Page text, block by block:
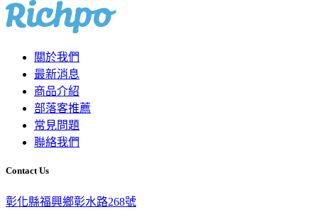
關於我們
最新消息
商品介紹
部落客推薦
常見問題
聯絡我們
Contact Us
彰化縣福興鄉彰水路268號